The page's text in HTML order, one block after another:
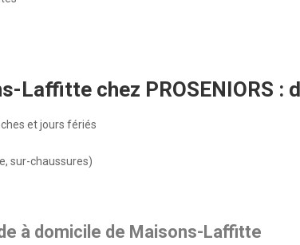
Laffitte chez PROSENIORS :
et jours fériés
sur-chaussures)
à domicile de Maisons-Laffitte